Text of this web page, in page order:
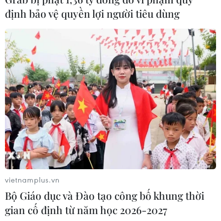
Ấn Độ thử thành công tên lửa đạn
đạo Agni-4, tầm bắn 4.000 km
06/08/2026 23:17
Hàn Quốc tái khẳng định mục tiêu
chung sống hòa bình với Triều Tiên
06/08/2026 15:33
Lở đất tại Philippines khiến ít nhất 4
người thiệt mạng
06/08/2026 15:06
định bảo vệ quyền lợi người tiêu dùng
vietnamplus.vn
Bộ Giáo dục và Đào tạo công bố khung thời
gian cố định từ năm học 2026-2027